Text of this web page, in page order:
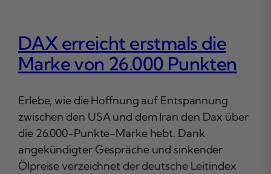
DAX erreicht erstmals die
Marke von 26.000 Punkten
Erlebe, wie die Hoffnung auf Entspannung
zwischen den USA und dem Iran den Dax über
die 26.000-Punkte-Marke hebt. Dank
angekündigter Gespräche und sinkender
Ölpreise verzeichnet der deutsche Leitindex